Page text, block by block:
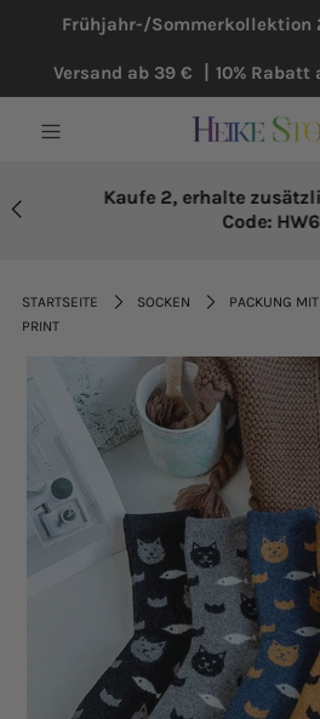
Frühjahr-/Sommerkollektion
Versand ab 39 € 丨10% Rabatt
Kaufe 2, erhalte
Code: HW6
STARTSEITE SOCKEN
PACKUNG
PRINT
ÜBERGRÖßE
ACCESSOIRES
BAUMWOLLE UND LEINEN
TOPSELLER
Einloggen oder Konto erstellen